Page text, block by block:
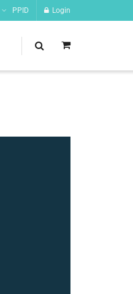
PPID Login